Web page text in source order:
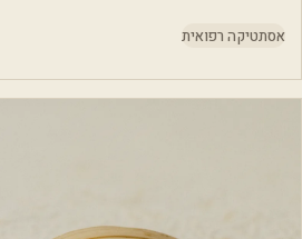
אסתטיקה רפואית